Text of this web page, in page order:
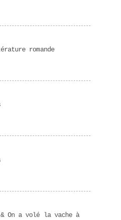
romande
On a volé la vache à